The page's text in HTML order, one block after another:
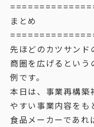
まとめ
先ほどのカツサンド
商圏を広げるとい
例です。
本日は、事業再構築
やすい事業内容をも
食品メーカーであれ